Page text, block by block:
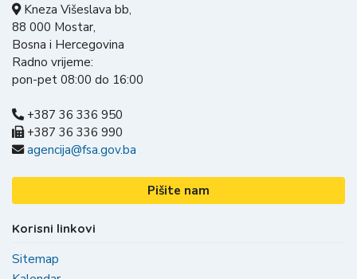
Kneza Višeslava bb,
88 000 Mostar,
Bosna i Hercegovina
Radno vrijeme:
pon-pet 08:00 do 16:00
+387 36 336 950
+387 36 336 990
agencija@fsa.gov.ba
Pišite nam
Korisni linkovi
Sitemap